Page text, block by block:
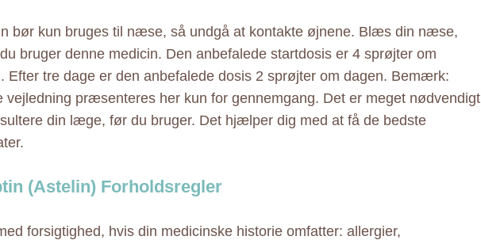
bør kun bruges til næse, så undgå at kontakte øjnene. Blæs din næse,
bruger denne medicin. Den anbefalede startdosis er 4 sprøjter om
Efter tre dage er den anbefalede dosis 2 sprøjter om dagen. Bemærk:
vejledning præsenteres her kun for gennemgang. Det er meget nødvendigt
din læge, før du bruger. Det hjælper dig med at få de bedste
(Astelin) Forholdsregler
forsigtighed, hvis din medicinske historie omfatter: allergier,